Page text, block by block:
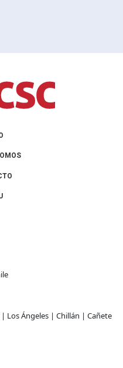
Los Ángeles| Chillán | Cañete